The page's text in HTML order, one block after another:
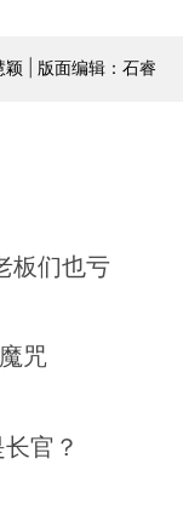
| 版面编辑：石睿
板们也亏
咒
官？